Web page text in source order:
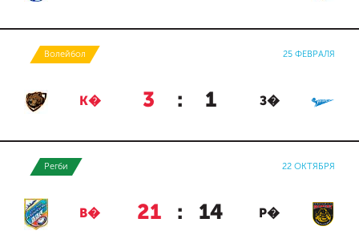
Волейбол 25 ФЕВРАЛЯ
К� 3 : 1 З�
Регби 22 ОКТЯБРЯ
В� 21 : 14 Р�